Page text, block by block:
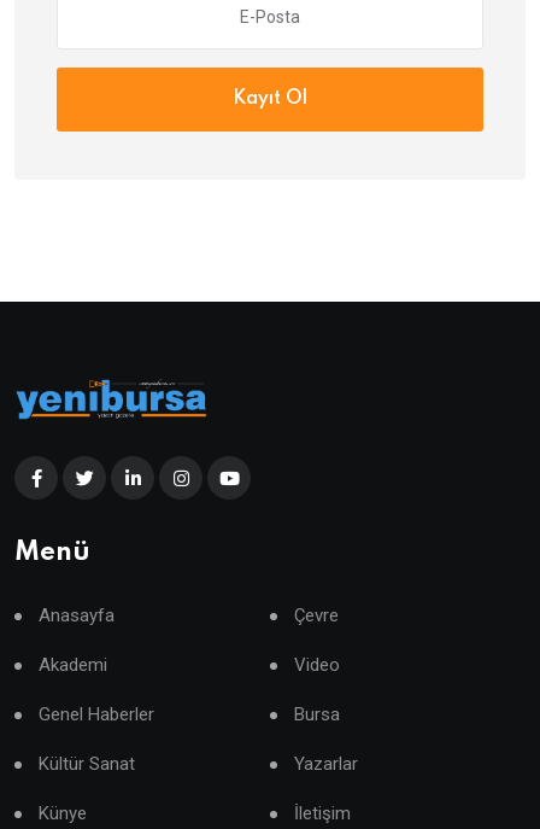
Kayıt Ol
Menü
Anasayfa Çevre
Akademi Video
Genel Haberler Bursa
Kültür Sanat Yazarlar
Künye İletişim